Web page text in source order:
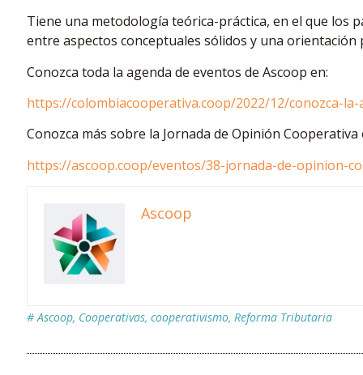
Tiene una metodología teórica-práctica, en el que los
entre aspectos conceptuales sólidos y una
Conozca toda la agenda de eventos de Ascoop en:
https://colombiacooperativa.coop/2022/12/conozca-
Conozca más sobre la Jornada de Opinión Cooperativa
https://ascoop.coop/eventos/38-jornada-de-opinion-
Ascoop
# Ascoop, Cooperativas,cooperativismo,Reforma Tributaria